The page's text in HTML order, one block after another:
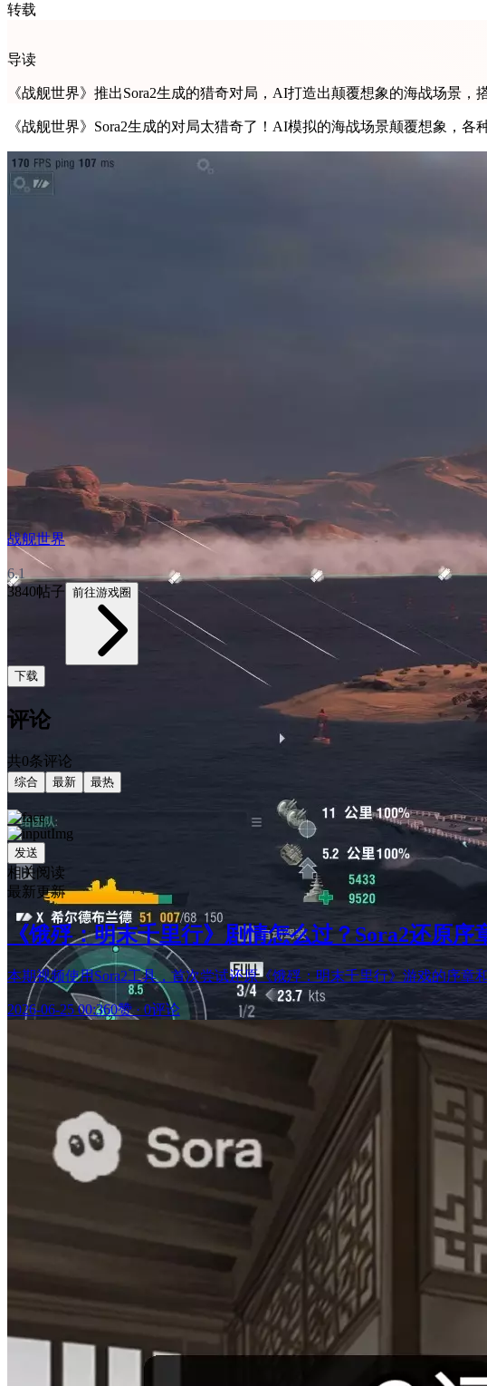
转载
导读
《战舰世界》推出Sora2生成的猎奇对局，AI打造出颠覆想象的海战场景
《战舰世界》Sora2生成的对局太猎奇了！AI模拟的海战场景颠覆想象，
战舰世界
6.1
3840帖子 前往游戏圈
下载
评论
共0条评论
综合 最新 最热
发送
相关阅读
最新更新
《饿殍：明末千里行》剧情怎么过？Sora2还原
本期视频使用Sora2工具，首次尝试还原《饿殍：明末千里行》游戏的序
2026-06-25 00:360赞· 0评论